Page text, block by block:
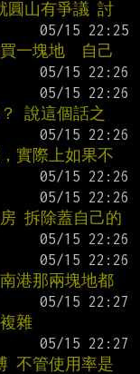
圓山有爭議 討
一塊地  自己
說這個話之
實際上如果不
拆除蓋自己的
港那兩塊地都
雜
不管使用率是